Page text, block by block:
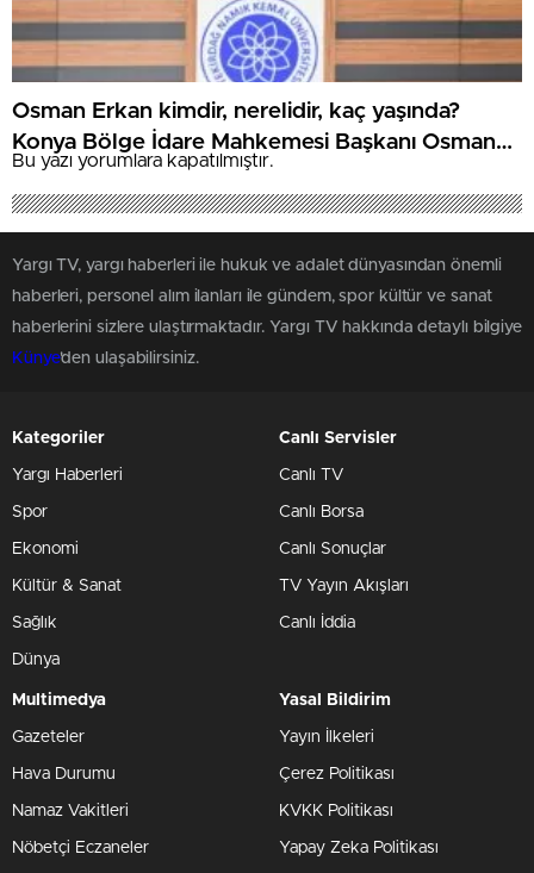
Osman Erkan kimdir, nerelidir, kaç yaşında?
Konya Bölge İdare Mahkemesi Başkanı Osman
Erkan’ın kariyeri
Bu yazı yorumlara kapatılmıştır.
Yargı TV, yargı haberleri ile hukuk ve adalet dünyasından önemli
haberleri, personel alım ilanları ile gündem, spor kültür ve sanat
haberlerini sizlere ulaştırmaktadır. Yargı TV hakkında detaylı bilgiye
Künye'den ulaşabilirsiniz.
Kategoriler
Yargı Haberleri
Spor
Ekonomi
Kültür & Sanat
Sağlık
Dünya
Canlı Servisler
Canlı TV
Canlı Borsa
Canlı Sonuçlar
TV Yayın Akışları
Canlı İddia
Multimedya
Gazeteler
Hava Durumu
Namaz Vakitleri
Nöbetçi Eczaneler
Yasal Bildirim
Yayın İlkeleri
Çerez Politikası
KVKK Politikası
Yapay Zeka Politikası